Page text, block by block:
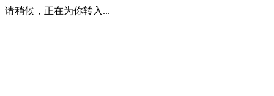
请稍候，正在为你转入...